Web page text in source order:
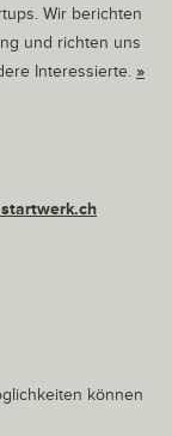
Wir berichten
und richten uns
Interessierte. »
können